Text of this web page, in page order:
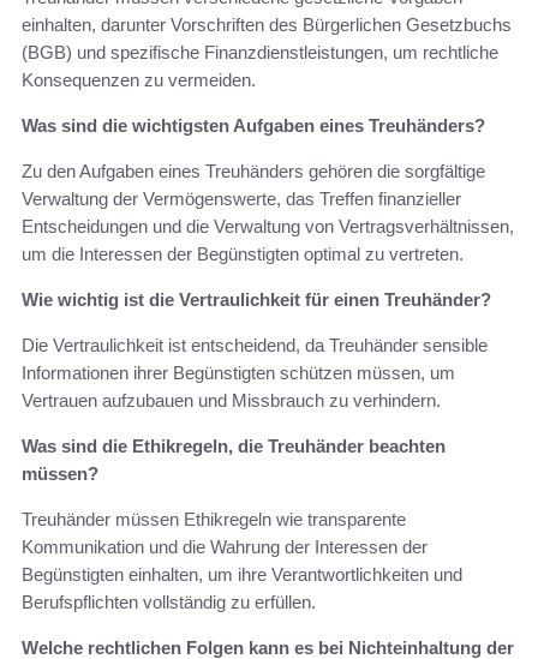
einhalten, darunter Vorschriften des Bürgerlichen Gesetzbuchs
(BGB) und spezifische Finanzdienstleistungen, um rechtliche
Konsequenzen zu vermeiden.
Was sind die wichtigsten Aufgaben eines Treuhänders?
Zu den Aufgaben eines Treuhänders gehören die sorgfältige
Verwaltung der Vermögenswerte, das Treffen finanzieller
Entscheidungen und die Verwaltung von Vertragsverhältnissen,
um die Interessen der Begünstigten optimal zu vertreten.
Wie wichtig ist die Vertraulichkeit für einen Treuhänder?
Die Vertraulichkeit ist entscheidend, da Treuhänder sensible
Informationen ihrer Begünstigten schützen müssen, um
Vertrauen aufzubauen und Missbrauch zu verhindern.
Was sind die Ethikregeln, die Treuhänder beachten
müssen?
Treuhänder müssen Ethikregeln wie transparente
Kommunikation und die Wahrung der Interessen der
Begünstigten einhalten, um ihre Verantwortlichkeiten und
Berufspflichten vollständig zu erfüllen.
Welche rechtlichen Folgen kann es bei Nichteinhaltung der